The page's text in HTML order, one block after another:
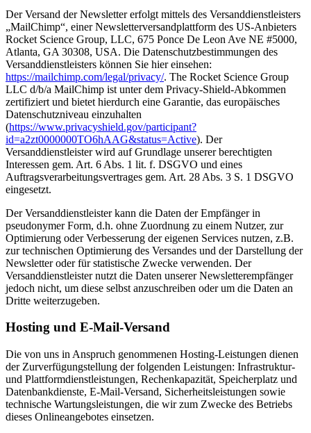
Der Versand der Newsletter erfolgt mittels des Versanddienstleisters
„MailChimp“, einer Newsletterversandplattform des US-Anbieters
Rocket Science Group, LLC, 675 Ponce De Leon Ave NE #5000,
Atlanta, GA 30308, USA. Die Datenschutzbestimmungen des
Versanddienstleisters können Sie hier einsehen:
https://mailchimp.com/legal/privacy/. The Rocket Science Group
LLC d/b/a MailChimp ist unter dem Privacy-Shield-Abkommen
zertifiziert und bietet hierdurch eine Garantie, das europäisches
Datenschutzniveau einzuhalten
(https://www.privacyshield.gov/participant?
id=a2zt0000000TO6hAAG&status=Active). Der
Versanddienstleister wird auf Grundlage unserer berechtigten
Interessen gem. Art. 6 Abs. 1 lit. f. DSGVO und eines
Auftragsverarbeitungsvertrages gem. Art. 28 Abs. 3 S. 1 DSGVO
eingesetzt.
Der Versanddienstleister kann die Daten der Empfänger in
pseudonymer Form, d.h. ohne Zuordnung zu einem Nutzer, zur
Optimierung oder Verbesserung der eigenen Services nutzen, z.B.
zur technischen Optimierung des Versandes und der Darstellung der
Newsletter oder für statistische Zwecke verwenden. Der
Versanddienstleister nutzt die Daten unserer Newsletterempfänger
jedoch nicht, um diese selbst anzuschreiben oder um die Daten an
Dritte weiterzugeben.
Hosting und E-Mail-Versand
Die von uns in Anspruch genommenen Hosting-Leistungen dienen
der Zurverfügungstellung der folgenden Leistungen: Infrastruktur-
und Plattformdienstleistungen, Rechenkapazität, Speicherplatz und
Datenbankdienste, E-Mail-Versand, Sicherheitsleistungen sowie
technische Wartungsleistungen, die wir zum Zwecke des Betriebs
dieses Onlineangebotes einsetzen.